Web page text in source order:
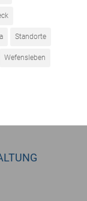
Standorte
Wefensleben